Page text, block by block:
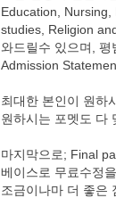
Education,
studies, Religion
와드릴수 있으며,
Admission
최대한 본인이 원하
원하시는 포멧도 다
마지막으로; Final
베이스로 무료수정
조금이나마 더 좋은